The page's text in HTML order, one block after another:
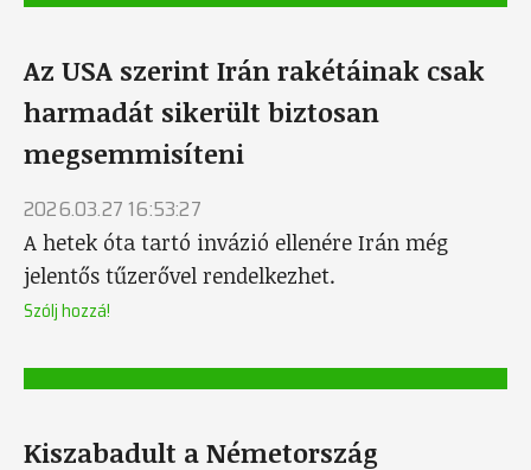
Az USA szerint Irán rakétáinak csak
harmadát sikerült biztosan
megsemmisíteni
2026.03.27 16:53:27
A hetek óta tartó invázió ellenére Irán még
jelentős tűzerővel rendelkezhet.
Szólj hozzá!
Kiszabadult a Németország